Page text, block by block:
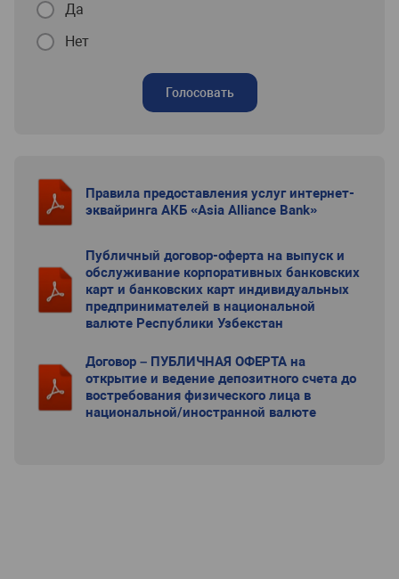
Да
Нет
Голосовать
Правила предоставления услуг интернет-
эквайринга АКБ «Asia Alliance Bank»
Публичный договор-оферта на выпуск и
обслуживание корпоративных банковских
карт и банковских карт индивидуальных
предпринимателей в национальной
валюте Республики Узбекстан
Договор – ПУБЛИЧНАЯ ОФЕРТА на
открытие и ведение депозитного счета до
востребования физического лица в
национальной/иностранной валюте